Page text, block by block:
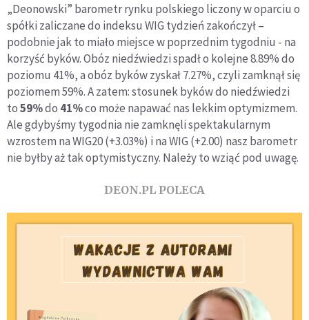
„Deonowski” barometr rynku polskiego liczony w oparciu o
spółki zaliczane do indeksu WIG tydzień zakończył –
podobnie jak to miało miejsce w poprzednim tygodniu - na
korzyść byków. Obóz niedźwiedzi spadł o kolejne 8.89% do
poziomu 41%, a obóz byków zyskał 7.27%, czyli zamknął się
poziomem 59%. A zatem: stosunek byków do niedźwiedzi
to59%do 41%co może napawać nas lekkim optymizmem.
Ale gdybyśmy tygodnia nie zamknęli spektakularnym
wzrostem na WIG20 (+3.03%) i na WIG (+2.00) nasz barometr
nie byłby aż tak optymistyczny. Należy to wziąć pod uwagę.
DEON.PL POLECA